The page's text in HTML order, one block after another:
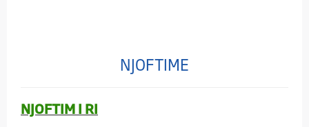
NJOFTIME
NJOFTIM I RI